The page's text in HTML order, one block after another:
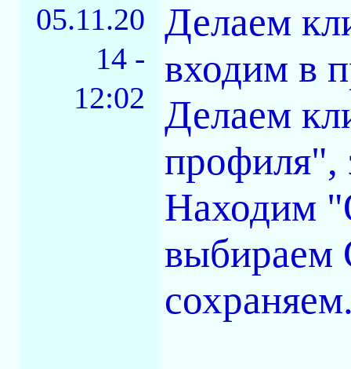
05.11.20
14 -
12:02
Делаем
входим в
Делаем
профиля",
Находим
выбираем